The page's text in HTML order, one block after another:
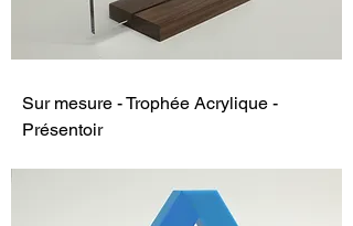
Sur mesure - Trophée Acrylique -
Présentoir